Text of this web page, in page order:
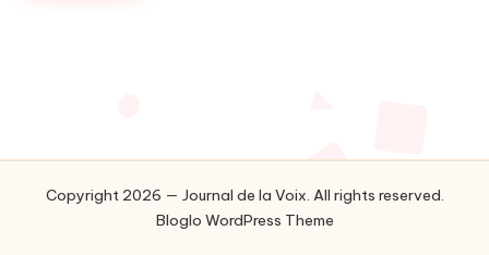
Copyright 2026 — Journal de la Voix. All rights reserved.
Bloglo WordPress Theme